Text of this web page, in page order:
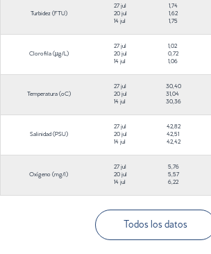
Turbidez (FTU)
27 jul
20 jul
14 jul
1,74
1,62
1,75
Clorofila (µg/L)
27 jul
20 jul
14 jul
1,02
0,72
1,06
Temperatura (ºC)
27 jul
20 jul
14 jul
30,40
31,04
30,36
Salinidad (PSU)
27 jul
20 jul
14 jul
42,82
42,51
42,42
Oxígeno (mg/l)
27 jul
20 jul
14 jul
5,76
5,57
6,22
Todos los datos